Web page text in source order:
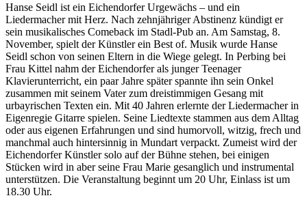
Hanse Seidl ist ein Eichendorfer Urgewächs – und ein
Liedermacher mit Herz. Nach zehnjähriger Abstinenz kündigt er
sein musikalisches Comeback im Stadl-Pub an. Am Samstag, 8.
November, spielt der Künstler ein Best of. Musik wurde Hanse
Seidl schon von seinen Eltern in die Wiege gelegt. In Perbing bei
Frau Kittel nahm der Eichendorfer als junger Teenager
Klavierunterricht, ein paar Jahre später spannte ihn sein Onkel
zusammen mit seinem Vater zum dreistimmigen Gesang mit
urbayrischen Texten ein. Mit 40 Jahren erlernte der Liedermacher in
Eigenregie Gitarre spielen. Seine Liedtexte stammen aus dem Alltag
oder aus eigenen Erfahrungen und sind humorvoll, witzig, frech und
manchmal auch hintersinnig in Mundart verpackt. Zumeist wird der
Eichendorfer Künstler solo auf der Bühne stehen, bei einigen
Stücken wird in aber seine Frau Marie gesanglich und instrumental
unterstützen. Die Veranstaltung beginnt um 20 Uhr, Einlass ist um
18.30 Uhr.